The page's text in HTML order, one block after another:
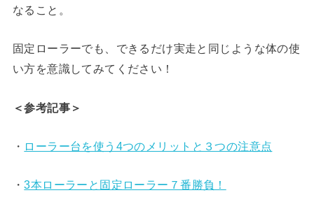
なること。
固定ローラーでも、できるだけ実走と同じような体の使
い方を意識してみてください！
＜参考記事＞
・ ローラー台を使う4つのメリットと３つの注意点
・3本ローラーと固定ローラー７番勝負！